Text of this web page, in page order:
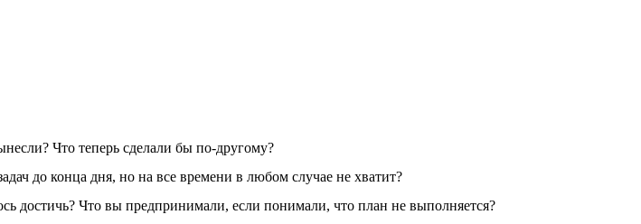
Что теперь сделали бы по-другому?
до конца дня, но на все времени в любом случае не хватит?
достичь? Что вы предпринимали, если понимали, что план не выполняется?